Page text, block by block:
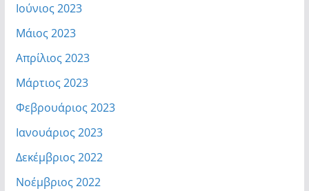
Ιούνιος 2023
Μάιος 2023
Απρίλιος 2023
Μάρτιος 2023
Φεβρουάριος 2023
Ιανουάριος 2023
Δεκέμβριος 2022
Νοέμβριος 2022